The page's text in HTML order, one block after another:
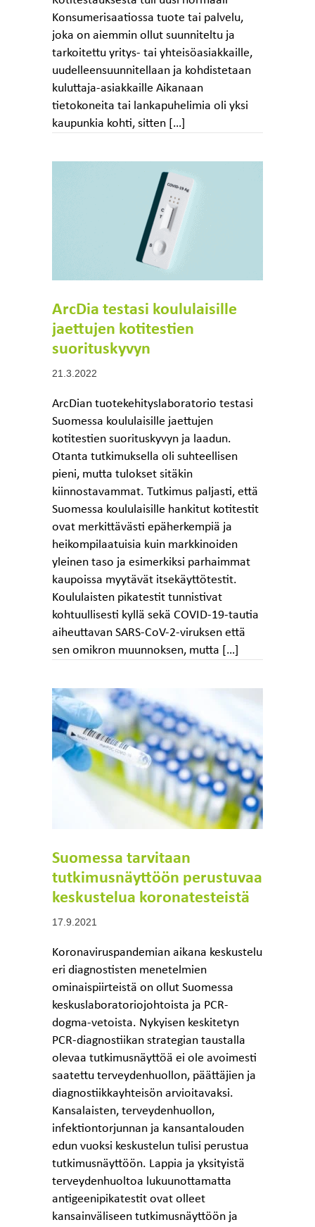
Konsumerisaatiossa tuote tai palvelu,
joka on aiemmin ollut suunniteltu ja
tarkoitettu yritys- tai yhteisöasiakkaille,
uudelleensuunnitellaan ja kohdistetaan
kuluttaja-asiakkaille Aikanaan
tietokoneita tai lankapuhelimia oli yksi
kaupunkia kohti, sitten […]
ArcDia testasi koululaisille
jaettujen kotitestien
suorituskyvyn
21.3.2022
ArcDian tuotekehityslaboratorio testasi
Suomessa koululaisille jaettujen
kotitestien suorituskyvyn ja laadun.
Otanta tutkimuksella oli suhteellisen
pieni, mutta tulokset sitäkin
kiinnostavammat. Tutkimus paljasti, että
Suomessa koululaisille hankitut kotitestit
ovat merkittävästi epäherkempiä ja
heikompilaatuisia kuin markkinoiden
yleinen taso ja esimerkiksi parhaimmat
kaupoissa myytävät itsekäyttötestit.
Koululaisten pikatestit tunnistivat
kohtuullisesti kyllä sekä COVID-19-tautia
aiheuttavan SARS-CoV-2-viruksen että
sen omikron muunnoksen, mutta […]
Suomessa tarvitaan
tutkimusnäyttöön perustuvaa
keskustelua koronatesteistä
17.9.2021
Koronaviruspandemian aikana keskustelu
eri diagnostisten menetelmien
ominaispiirteistä on ollut Suomessa
keskuslaboratoriojohtoista ja PCR-
dogma-vetoista. Nykyisen keskitetyn
PCR-diagnostiikan strategian taustalla
olevaa tutkimusnäyttöä ei ole avoimesti
saatettu terveydenhuollon, päättäjien ja
diagnostiikkayhteisön arvioitavaksi.
Kansalaisten, terveydenhuollon,
infektiontorjunnan ja kansantalouden
edun vuoksi keskustelun tulisi perustua
tutkimusnäyttöön. Lappia ja yksityistä
terveydenhuoltoa lukuunottamatta
antigeenipikatestit ovat olleet
kansainväliseen tutkimusnäyttöön ja